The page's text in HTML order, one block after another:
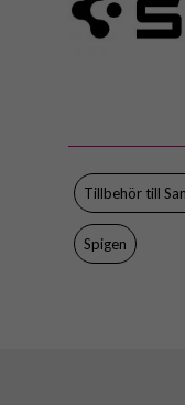
Passar till
Material
Varumärke
Tillverkarens
EAN
Tillbehör till
Spigen